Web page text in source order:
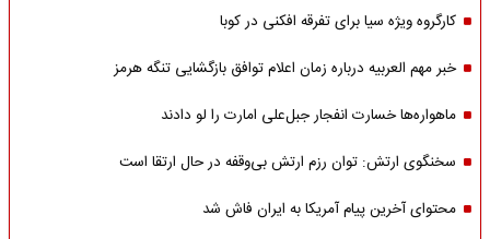
کارگروه ویژه سیا برای تفرقه افکنی در کوبا
خبر مهم العربیه درباره زمان اعلام توافق بازگشایی تنگه هرمز
ماهواره‌‌ها خسارت انفجار جبل‌علی امارت را لو دادند
سخنگوی ارتش: توان رزم ارتش بی‌وقفه در حال ارتقا است
محتوای آخرین پیام آمریکا به ایران فاش شد